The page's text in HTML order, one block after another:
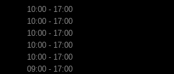
10:00 - 17:00
10:00 - 17:00
10:00 - 17:00
10:00 - 17:00
10:00 - 17:00
09:00 - 17:00